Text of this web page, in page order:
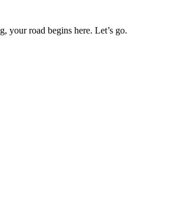
your road begins here. Let’s go.